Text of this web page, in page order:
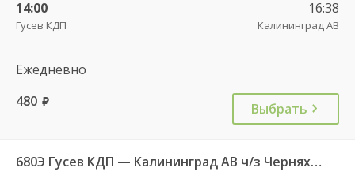
14:00
Гусев КДП
16:38
Калининград АВ
Ежедневно
480 руб. Выбрать
680Э Гусев КДП — Калининград АВ ч/з Черняховск АС